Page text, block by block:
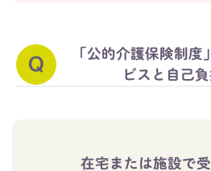
「公的介護保険制度
ビスと自己
在宅または施設で